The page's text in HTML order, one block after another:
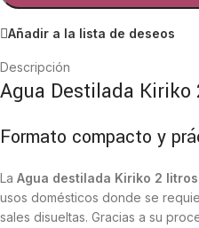
Añadir a la lista de deseos
Descripción
Agua Destilada Kiriko
Formato compacto y
La Agua destilada Kiriko 2 litros
usos domésticos donde se
sales disueltas. Gracias a su